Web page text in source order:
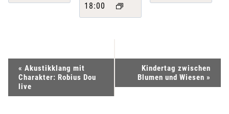
18:00
« Akustikklang mit
Charakter: Robius Dou
live
Kindertag zwischen
Blumen und Wiesen »